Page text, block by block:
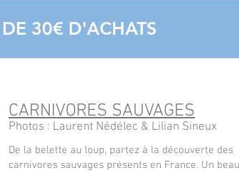
DE 30€ D'ACHATS
CARNIVORES SAUVAGES
Photos : Laurent Nédélec & Lilian Sineux
De la belette au loup, partez à la découverte des
carnivores sauvages présents en France. Un beau